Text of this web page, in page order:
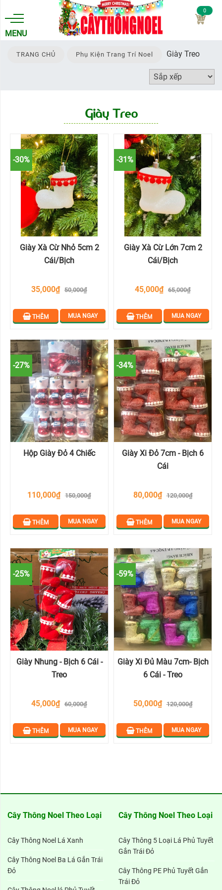
0
THÔNG
NOEL
THEO
LOẠI
THÔNG
PHỤ
KIỆN
LIÊN
HỆ
MENU
TRANG CHỦ Phụ Kiện Trang Trí Noel Giày Treo
Giày Treo
-30%
Giày Xà Cừ Nhỏ 5cm 2
Cái/bịch
35,000₫ 50,000₫
THÊM MUA NGAY
-31%
Giày Xà Cừ Lớn 7cm 2
Cái/bịch
45,000₫ 65,000₫
THÊM MUA NGAY
-27%
Hộp Giày Đỏ 4 Chiếc
110,000₫ 150,000₫
THÊM MUA NGAY
-34%
Giày Xi Đỏ 7cm - Bịch 6
Cái
80,000₫ 120,000₫
THÊM MUA NGAY
-25%
Giày Nhung - Bịch 6 Cái -
Treo
45,000₫ 60,000₫
THÊM MUA NGAY
-59%
Giày Xi Đủ Màu 7cm- Bịch
6 Cái - Treo
50,000₫ 120,000₫
THÊM MUA NGAY
Cây Thông Noel Theo Loại
Cây Thông Noel Lá Xanh
Cây Thông Noel Ba Lá Gắn Trái
Đỏ
Cây Thông Noel Theo Loại
Cây Thông 5 Loại Lá Phủ Tuyết
Gắn Trái Đỏ
Cây Thông PE Phủ Tuyết Gắn
Trái Đỏ